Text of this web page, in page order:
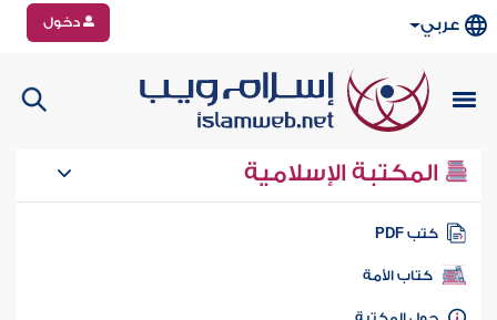
عربي دخول
المكتبة الإسلامية
كتب PDF
كتاب الأمة